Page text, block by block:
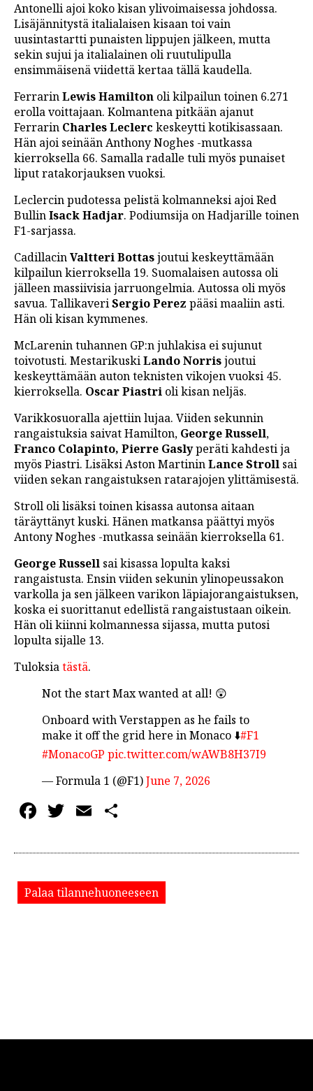
Antonelli ajoi koko kisan ylivoimaisessa johdossa.
Lisäjännitystä italialaisen kisaan toi vain
uusintastartti punaisten lippujen jälkeen, mutta
sekin sujui ja italialainen oli ruutulipulla
ensimmäisenä viidettä kertaa tällä kaudella.
FerrarinLewis Hamilton oli kilpailun toinen 6.271
erolla voittajaan. Kolmantena pitkään ajanut
Ferrarin Charles Leclerc keskeytti kotikisassaan.
Hän ajoi seinään Anthony Noghes -mutkassa
kierroksella 66. Samalla radalle tuli myös punaiset
liput ratakorjauksen vuoksi.
Leclercin pudotessa pelistä kolmanneksi ajoi Red
BullinIsack Hadjar. Podiumsija on Hadjarille toinen
F1-sarjassa.
CadillacinValtteri Bottasjoutui keskeyttämään
kilpailun kierroksella 19. Suomalaisen autossa oli
jälleen massiivisia jarruongelmia. Autossa oli myös
savua. TallikaveriSergio Perez pääsi maaliin asti.
Hän oli kisan kymmenes.
McLarenin tuhannen GP:n juhlakisa ei sujunut
toivotusti. MestarikuskiLando Norrisjoutui
keskeyttämään auton teknisten vikojen vuoksi 45.
kierroksella. Oscar Piastri oli kisan neljäs.
Varikkosuoralla ajettiin lujaa. Viiden sekunnin
rangaistuksia saivat Hamilton, George Russell,
Franco Colapinto, Pierre Gaslyperäti kahdesti ja
myös Piastri. Lisäksi Aston MartininLance Stroll sai
viiden sekan rangaistuksen ratarajojen ylittämisestä.
Stroll oli lisäksi toinen kisassa autonsa aitaan
täräyttänyt kuski. Hänen matkansa päättyi myös
Antony Noghes -mutkassa seinään kierroksella 61.
George Russell sai kisassa lopulta kaksi
rangaistusta. Ensin viiden sekunin ylinopeussakon
varkolla ja sen jälkeen varikon läpiajorangaistuksen,
koska ei suorittanut edellistä rangaistustaan oikein.
Hän oli kiinni kolmannessa sijassa, mutta putosi
lopulta sijalle 13.
Tuloksiatästä.
Not the start Max wanted at all! 😲
Onboard with Verstappen as he fails to
make it off the grid here in Monaco ⬇️#F1
#MonacoGP pic.twitter.com/wAWB8H37I9
— Formula 1 (@F1)June 7, 2026
Facebook
Twitter
Email
Palaa tilannehuoneeseen